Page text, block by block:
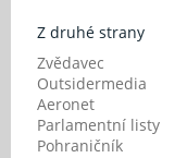
Z druhé strany
Zvědavec
Outsidermedia
Aeronet
Parlamentní listy
Pohraničník